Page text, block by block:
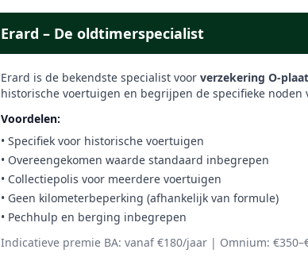
Erard – De oldtimerspecialist
Erard is de bekendste specialist voor verzekering O-plaat
historische voertuigen en begrijpen de specifieke noden
Voordelen:
• Specifiek voor historische voertuigen
• Overeengekomen waarde standaard inbegrepen
• Collectiepolis voor meerdere voertuigen
• Geen kilometerbeperking (afhankelijk van formule)
• Pechhulp en berging inbegrepen
Indicatieve premie BA: vanaf €180/jaar | Omnium: